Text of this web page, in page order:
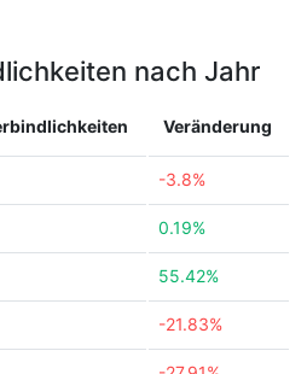
nach Jahr
Veränderung
-3.8%
0.19%
55.42%
-21.83%